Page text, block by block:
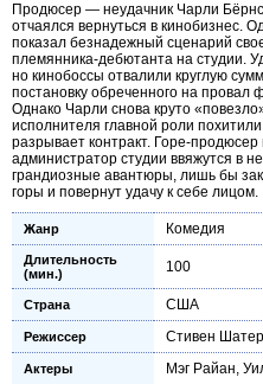
Продюсер — неудачник Чарли
отчаялся вернуться в кинобизнес.
показал безнадежный сценарий
племянника-дебютанта на студии.
но кинобоссы отвалили круглую
постановку обреченного на провал
Однако Чарли снова круто
исполнителя главной роли
разрывает контракт. Горе-продюсер
администратор студии ввяжутся в
грандиозные авантюры, лишь бы
горы и повернут удачу к себе лицом.
Жанр Комедия
Длительность
(мин.)
100
Страна США
Режиссер Стивен Шатер
Актеры Мэг Райан,